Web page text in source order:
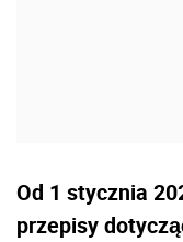
Od 1 stycznia
przepisy